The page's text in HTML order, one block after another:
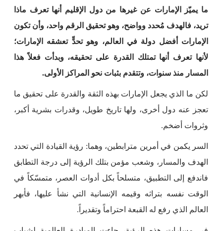
ما يميّز الإمارات عن غيرها من دول الإقليم أنها تعرف ماذا
تريد، فالهدف مُحدد وواضح، وهو تحقيق الرقم واحد، وأن تكون
الإمارات أفضل دولة في العالم، وهو تحدٍّ تعشقه الإمارات؛
لأنها تعرف أنها تمتلك القدرة على تحقيقه، وبدأت فعلاً هذا
المسار منذ سنوات، وتتقدم بثبات نحو المراكز الأولى.
لكن ما الذي يجعل الإمارات بهذه الثقة والقدرة على تحقيق ما
تعجز عنه دول أخرى، ولها تاريخ طويل، وقدرات بشرية أكبر،
وثروات أضخم.
السر يكمن في أمرين مترابطين، وهما: رؤية القيادة التي تحدد
الهدف والمسار، وشعب مؤمن بتلك الرؤية إلى درجة التطابق
فاندفع إلى التطبيق، متسلحاً بكل أدوات العصر، متمسّكاً في
الوقت نفسه بتراثه وقيمه الإنسانية التي نشأ عليها، فأبهر
العالم الذي رفع له القبعة احتراماً وتقديراً.